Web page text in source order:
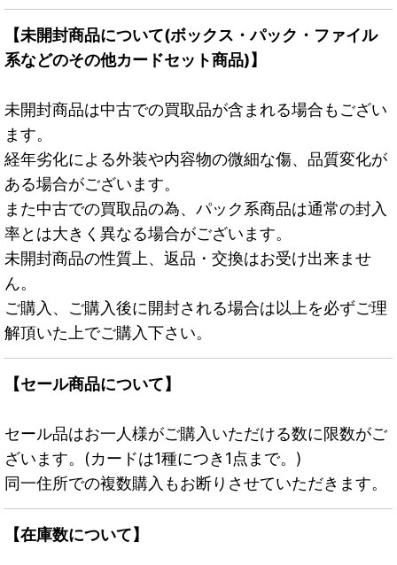
【未開封商品について(ボックス・パック・ファイル
系などのその他カードセット商品)】
未開封商品は中古での買取品が含まれる場合もござい
ます。
経年劣化による外装や内容物の微細な傷、品質変化が
ある場合がございます。
また中古での買取品の為、パック系商品は通常の封入
率とは大きく異なる場合がございます。
未開封商品の性質上、返品・交換はお受け出来ませ
ん。
ご購入、ご購入後に開封される場合は以上を必ずご理
解頂いた上でご購入下さい。
【セール商品について】
セール品はお一人様がご購入いただける数に限数がご
ざいます。(カードは1種につき1点まで。)
同一住所での複数購入もお断りさせていただきます。
【在庫数について】